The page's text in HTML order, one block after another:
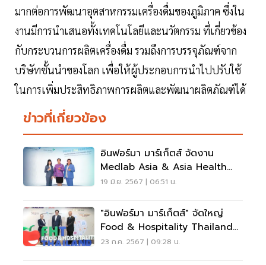
มากต่อการพัฒนาอุตสาหกรรมเครื่องดื่มของภูมิภาค ซึ่งใน
งานมีการนำเสนอทั้งเทคโนโลยีและนวัตกรรม ที่เกี่ยวข้อง
กับกระบวนการผลิตเครื่องดื่ม รวมถึงการบรรจุภัณฑ์จาก
บริษัทชั้นนำของโลก เพื่อให้ผู้ประกอบการนำไปปรับใช้
ในการเพิ่มประสิทธิภาพการผลิตและพัฒนาผลิตภัณฑ์ได้
ข่าวที่เกี่ยวข้อง
อินฟอร์มา มาร์เก็ตส์ จัดงาน
Medlab Asia & Asia Health
2024 ดันไทยสู่ Medical Hub
19 มิ.ย. 2567 | 06:51 น.
"อินฟอร์มา มาร์เก็ตส์" จัดใหญ่
Food & Hospitality Thailand
2024 ดันธุรกิจไทยโต
23 ก.ค. 2567 | 09:28 น.